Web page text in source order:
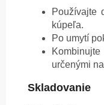
Používajte
kúpeľa.
Po umytí
určenými
Skladovanie